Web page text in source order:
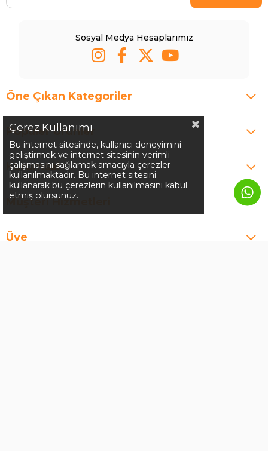
Sosyal Medya Hesaplarımız
Öne Çıkan Kategoriler
Popüler Ürünler
Kurumsal
Müşteri Hizmetleri
Üye
Çerez Kullanımı
Bu internet sitesinde, kullanıcı deneyimini
geliştirmek ve internet sitesinin verimli
çalışmasını sağlamak amacıyla çerezler
kullanılmaktadır. Bu internet sitesini
kullanarak bu çerezlerin kullanılmasını kabul
etmiş olursunuz.